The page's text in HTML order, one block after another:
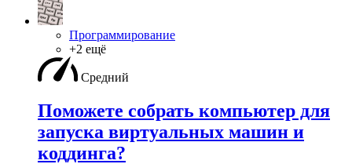
Программирование
+2 ещё
Средний
Поможете собрать компьютер для
запуска виртуальных машин и
коддинга?